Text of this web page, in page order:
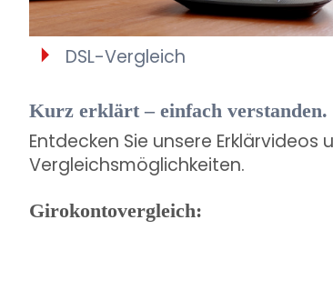
DSL-Vergleich
Kurz erklärt – einfach verstanden.
Entdecken Sie unsere
Vergleichsmöglichkeiten.
Girokontovergleich: